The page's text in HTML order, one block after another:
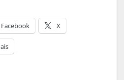
Facebook X